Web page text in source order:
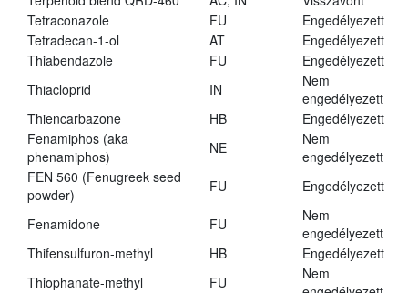
Tetraconazole
FU
Engedélyezett
Tetradecan-1-ol
AT
Engedélyezett
Thiabendazole
FU
Engedélyezett
Thiacloprid
IN
Nem
engedélyezett
Thiencarbazone
HB
Engedélyezett
Fenamiphos (aka
phenamiphos)
NE
Nem
engedélyezett
FEN 560 (Fenugreek seed
powder)
FU Engedélyezett
Fenamidone FU
Nem
engedélyezett
Thifensulfuron-methyl
HB
Engedélyezett
Thiophanate-methyl
FU
Nem